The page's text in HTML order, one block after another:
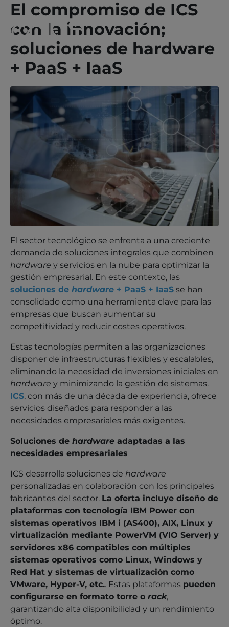
El compromiso de ICS
con la innovación;
soluciones de hardware
+ PaaS + IaaS
El sector tecnológico se enfrenta a una creciente
demanda de soluciones integrales que combinen
hardware y servicios en la nube para optimizar la
gestión empresarial. En este contexto, las
soluciones de hardware + PaaS + IaaS se han
consolidado como una herramienta clave para las
empresas que buscan aumentar su
competitividad y reducir costes operativos.
Estas tecnologías permiten a las organizaciones
disponer de infraestructuras flexibles y escalables,
eliminando la necesidad de inversiones iniciales en
hardware y minimizando la gestión de sistemas.
ICS, con más de una década de experiencia, ofrece
servicios diseñados para responder a las
necesidades empresariales más exigentes.
Soluciones de hardware adaptadas a las
necesidades empresariales
ICS desarrolla soluciones de hardware
personalizadas en colaboración con los principales
fabricantes del sector. La oferta incluye diseño de
plataformas con tecnología IBM Power con
sistemas operativos IBM i (AS400), AIX, Linux y
virtualización mediante PowerVM (VIO Server) y
servidores x86 compatibles con múltiples
sistemas operativos como Linux, Windows y
Red Hat y sistemas de virtualización como
VMware, Hyper-V, etc.. Estas plataformas pueden
configurarse en formato torre o rack,
garantizando alta disponibilidad y un rendimiento
óptimo.